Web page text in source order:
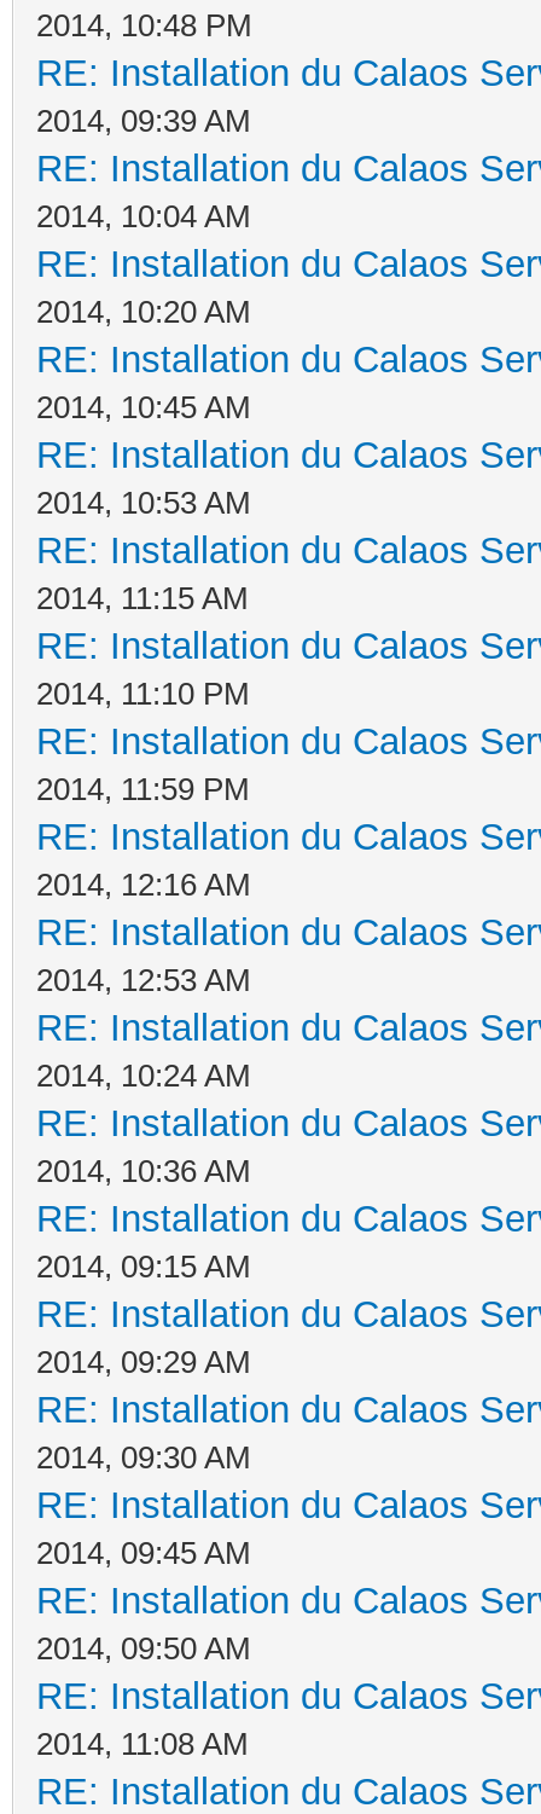
2014, 10:48 PM
RE: Installation du Calaos
2014, 09:39 AM
RE: Installation du Calaos
2014, 10:04 AM
RE: Installation du Calaos
2014, 10:20 AM
RE: Installation du Calaos
2014, 10:45 AM
RE: Installation du Calaos
2014, 10:53 AM
RE: Installation du Calaos
2014, 11:15 AM
RE: Installation du Calaos
2014, 11:10 PM
RE: Installation du Calaos
2014, 11:59 PM
RE: Installation du Calaos
2014, 12:16 AM
RE: Installation du Calaos
2014, 12:53 AM
RE: Installation du Calaos
2014, 10:24 AM
RE: Installation du Calaos
2014, 10:36 AM
RE: Installation du Calaos
2014, 09:15 AM
RE: Installation du Calaos
2014, 09:29 AM
RE: Installation du Calaos
2014, 09:30 AM
RE: Installation du Calaos
2014, 09:45 AM
RE: Installation du Calaos
2014, 09:50 AM
RE: Installation du Calaos
2014, 11:08 AM
RE: Installation du Calaos